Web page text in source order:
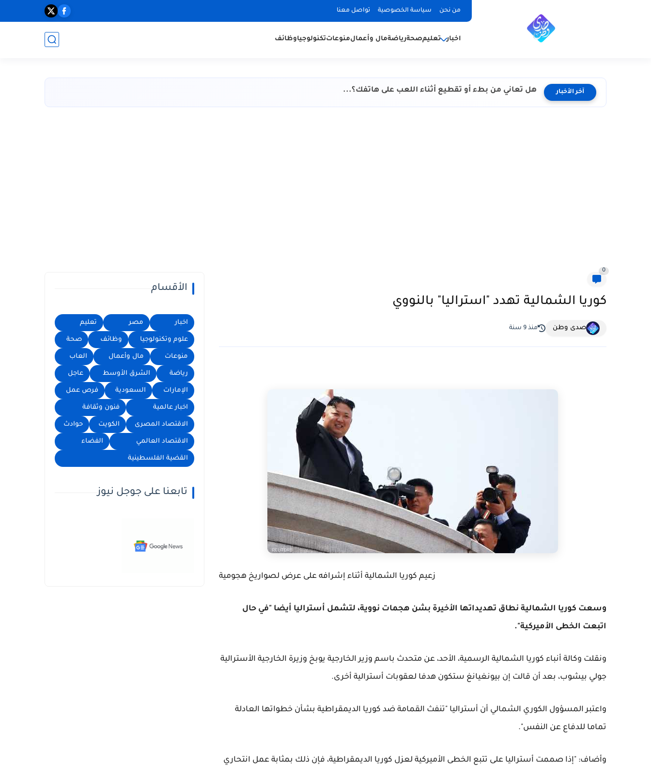
من نحن سياسة الخصوصية تواصل معنا
اخبار تعليمصحةرياضةمال وأعمالمنوعاتتكنولوجياوظائف
آخر الأخبار هل تعاني من بطء أو تقطيع أثناء اللعب على هاتفك؟...
0
كوريا الشمالية تهدد "استراليا" بالنووي
صدى وطن منذ 9 سنة
زعيم كوريا الشمالية أثناء إشرافه على عرض لصواريخ هجومية
وسعت كوريا الشمالية نطاق تهديداتها الأخيرة بشن هجمات نووية، لتشمل أستراليا أيضا "في حال
اتبعت الخطى الأميركية".
ونقلت وكالة أنباء كوريا الشمالية الرسمية، الأحد، عن متحدث باسم وزير الخارجية يوبخ وزيرة الخارجية الأسترالية
جولي بيشوب، بعد أن قالت إن بيونغيانغ ستكون هدفا لعقوبات أسترالية أخرى.
واعتبر المسؤول الكوري الشمالي أن أستراليا "تنفث القمامة ضد كوريا الديمقراطية بشأن خطواتها العادلة
تماما للدفاع عن النفس".
وأضاف: "إذا صممت أستراليا على تتبع الخطى الأميركية لعزل كوريا الديمقراطية، فإن ذلك بمثابة عمل انتحاري
الأقسام
اخبار مصر تعليم
علوم وتكنولوجيا وظائف صحة
منوعات مال وأعمال العاب
رياضة الشرق الأوسط عاجل
الإمارات السعودية فرص عمل
اخبار عالمية فنون وثقافة
الاقتصاد المصرى الكويت حوادث
الاقتصاد العالمي الفضاء
القضية الفلسطينية
تابعنا على جوجل نيوز